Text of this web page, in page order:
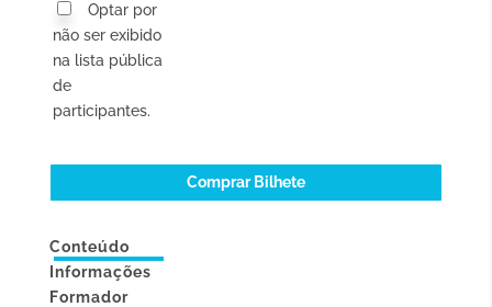
para
não
Optar por
não ser exibido
na lista pública
de
participantes.
Comprar Bilhete
Conteúdo
Informações
Formador